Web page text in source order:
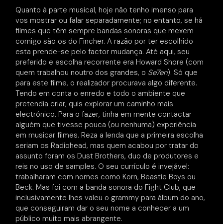
Quanto à parte musical, hoje não tenho imenso para
vos mostrar ou falar separadamente; no entanto, se há
filmes que têm sempre bandas sonoras que mexem
comigo são os do Fincher. A razão por ter escolhido
esta prende-se pelo factor mudança. Até aqui, seu
preferido e escolha recorrente era Howard Shore (com
quem trabalhou noutro dos grandes, o Se7en). Só que
para este filme, o realizador procurava algo diferente.
Tendo em conta o enredo e todo o ambiente que
pretendia criar, quis explorar um caminho mais
electrónico. Para o fazer, tinha em mente contactar
alguém que tivesse pouca (ou nenhuma) experiência
em musicar filmes. Reza a lenda que a primeira escolha
seriam os Radiohead, mas quem acabou por tratar do
assunto foram os Dust Brothers, duo de produtores e
reis no uso de samples. O seu currículo é invejável:
trabalharam com nomes como Korn, Beastie Boys ou
Beck. Mas foi com a banda sonora do Fight Club, que
inclusivamente lhes valeu o grammy para álbum do ano,
que conseguiram dar o seu nome a conhecer a um
público muito mais abrangente.